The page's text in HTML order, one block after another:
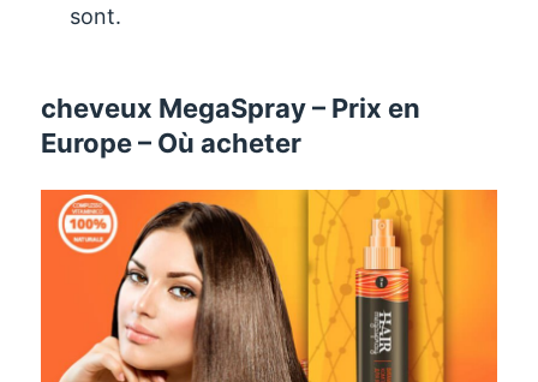
sont.
cheveux MegaSpray – Prix ​​en
Europe – Où acheter